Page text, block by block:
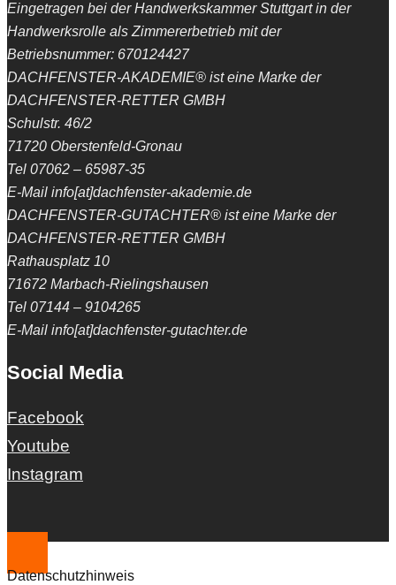
Eingetragen bei der Handwerkskammer Stuttgart in der
Handwerksrolle als Zimmererbetrieb mit der
Betriebsnummer: 670124427
DACHFENSTER-AKADEMIE® ist eine Marke der
DACHFENSTER-RETTER GMBH
Schulstr. 46/2
71720 Oberstenfeld-Gronau
Tel 07062 – 65987-35
E-Mail info[at]dachfenster-akademie.de
DACHFENSTER-GUTACHTER® ist eine Marke der
DACHFENSTER-RETTER GMBH
Rathausplatz 10
71672 Marbach-Rielingshausen
Tel 07144 – 9104265
E-Mail info[at]dachfenster-gutachter.de
Social Media
Facebook
Youtube
Instagram
Datenschutzhinweis